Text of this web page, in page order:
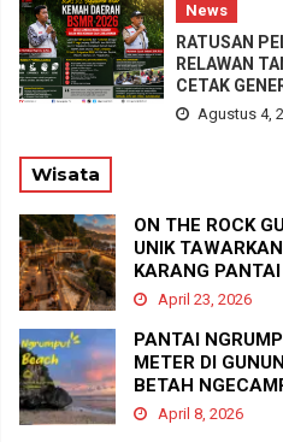
News
RATUSAN
RELAWAN
CETAK
Agustus 4,
Wisata
ON THE ROCK
UNIK
KARANG
April 23, 2026
PANTAI
METER DI
BETAH
April 8, 2026